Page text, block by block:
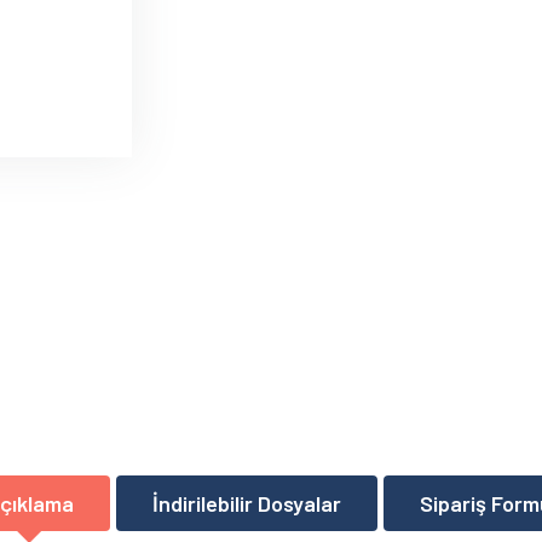
İndirilebilir Dosyalar Sipariş